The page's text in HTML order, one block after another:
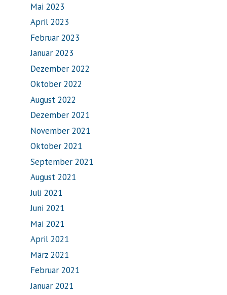
Mai 2023
April 2023
Februar 2023
Januar 2023
Dezember 2022
Oktober 2022
August 2022
Dezember 2021
November 2021
Oktober 2021
September 2021
August 2021
Juli 2021
Juni 2021
Mai 2021
April 2021
März 2021
Februar 2021
Januar 2021